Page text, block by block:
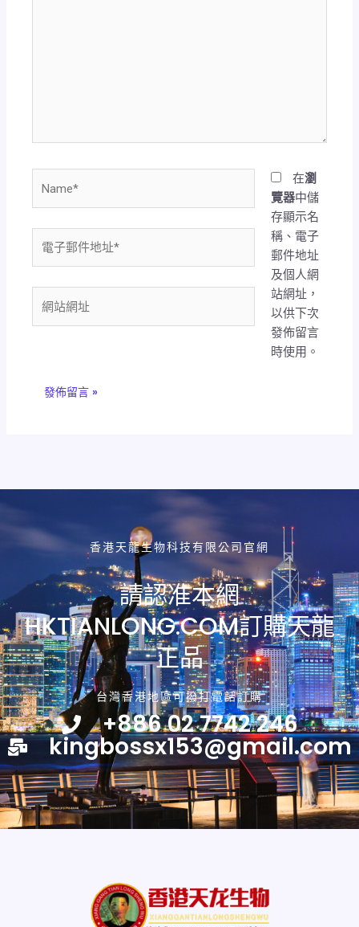
子
地
站
在瀏
覽器中儲
存顯示名
稱、電子
郵件地址
及個人網
站網址，
以供下次
發佈留言
時使用。
香港天龍生物科技有限公司官網
請認准本網
HKTIANLONG.COM訂購天龍
正品
台灣香港地區可撥打電話訂購
+886 02 7742 246
kingbossx153@gmail.com